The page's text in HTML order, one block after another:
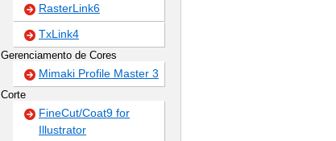
RasterLink6
TxLink4
Gerenciamento de Cores
Mimaki Profile Master 3
Corte
FineCut/Coat9 for
Illustrator